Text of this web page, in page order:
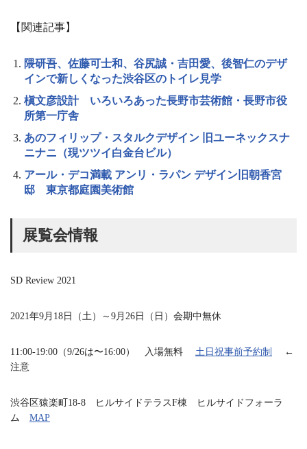
【関連記事】
隈研吾、佐藤可士和、谷尻誠・吉田愛、後智仁のデザ
インで新しくなった渋谷区のトイレ見学
槇文彦設計 いろいろあった長野市芸術館・長野市役
所第一庁舎
あのフィリップ・スタルクデザイン 旧ユーネックスナ
ニナニ（現ツツイ白金台ビル）
アール・デコ満載 アンリ・ラパン デザイン旧朝香宮
邸 東京都庭園美術館
展覧会情報
SD Review 2021
2021年9月18日（土）～9月26日（日）会期中無休
11:00-19:00（9/26は〜16:00） 入場無料 土日祝事前予約制
←
注意
渋谷区猿楽町18-8 ヒルサイドテラスF棟 ヒルサイドフォーラ
ム MAP